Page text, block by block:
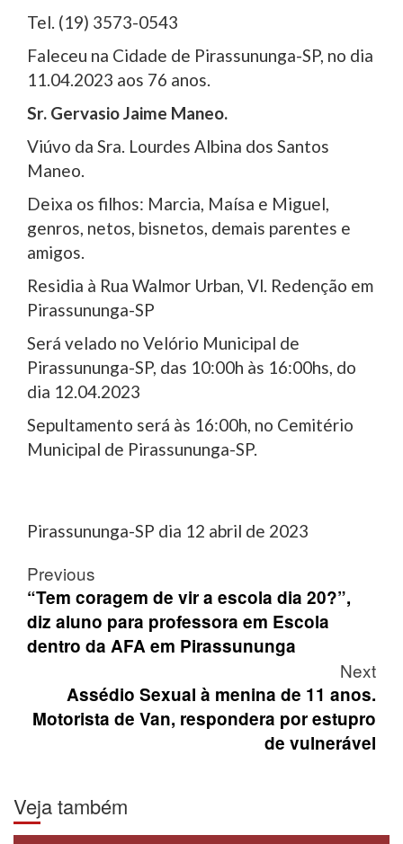
Tel. (19) 3573-0543
Faleceu na Cidade de Pirassununga-SP, no dia
11.04.2023 aos 76 anos.
Sr. Gervasio Jaime Maneo.
Viúvo da Sra. Lourdes Albina dos Santos
Maneo.
Deixa os filhos: Marcia, Maísa e Miguel,
genros, netos, bisnetos, demais parentes e
amigos.
Residia à Rua Walmor Urban, Vl. Redenção em
Pirassununga-SP
Será velado no Velório Municipal de
Pirassununga-SP, das 10:00h às 16:00hs, do
dia 12.04.2023
Sepultamento será às 16:00h, no Cemitério
Municipal de Pirassununga-SP.
Pirassununga-SP dia 12 abril de 2023
Post
navigation
Previous
“Tem coragem de vir a escola dia 20?”,
diz aluno para professora em Escola
dentro da AFA em Pirassununga
Next
Assédio Sexual à menina de 11 anos.
Motorista de Van, respondera por estupro
de vulnerável
Veja também